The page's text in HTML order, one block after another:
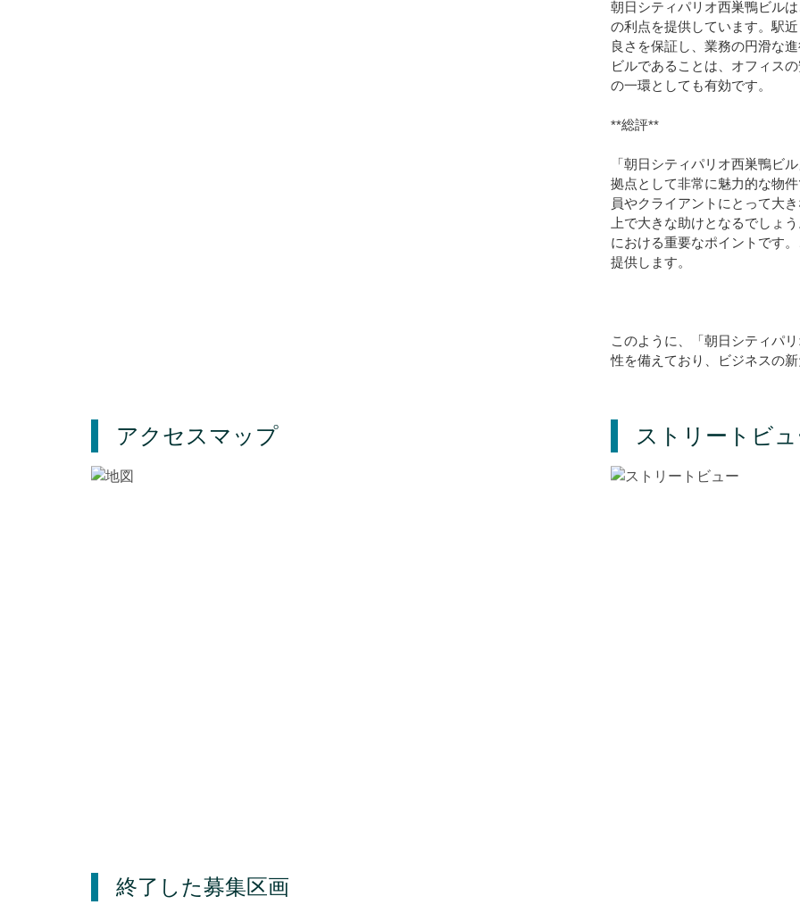
朝日シティパリオ西巣鴨ビル
の利点を提供しています。駅
良さを保証し、業務の円滑な
ビルであることは、オフィス
の一環としても有効です。
**総評**
「朝日シティパリオ西巣鴨ビ
拠点として非常に魅力的な物
員やクライアントにとって大
上で大きな助けとなるでしょ
における重要なポイントです
提供します。
このように、「朝日シティパ
性を備えており、ビジネスの
アクセスマップ ストリートビ
終了した募集区画